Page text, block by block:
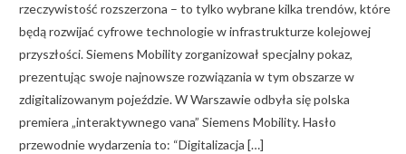
rzeczywistość rozszerzona – to tylko wybrane kilka trendów, które
będą rozwijać cyfrowe technologie w infrastrukturze kolejowej
przyszłości. Siemens Mobility zorganizował specjalny pokaz,
prezentując swoje najnowsze rozwiązania w tym obszarze w
zdigitalizowanym pojeździe. W Warszawie odbyła się polska
premiera „interaktywnego vana” Siemens Mobility. Hasło
przewodnie wydarzenia to: “Digitalizacja […]